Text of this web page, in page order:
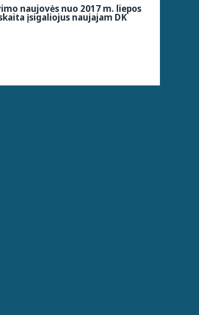
naujovės nuo 2017 m. liepos
įsigaliojus naujajam DK